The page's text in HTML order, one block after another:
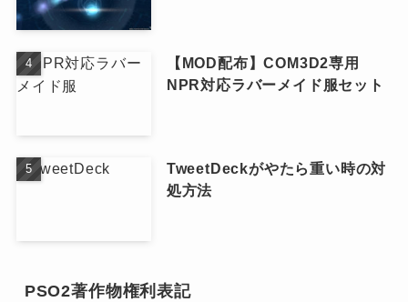
【MOD配布】COM3D2専用
NPR対応ラバーメイド服セット
TweetDeckがやたら重い時の対
処方法
PSO2著作物権利表記